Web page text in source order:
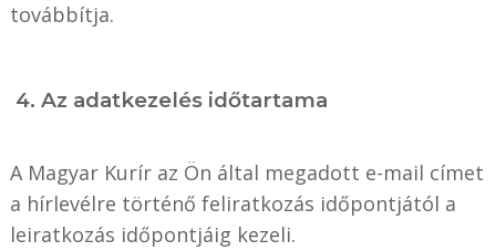
továbbítja.
4. Az adatkezelés időtartama
A Magyar Kurír az Ön által megadott e-mail címet
a hírlevélre történő feliratkozás időpontjától a
leiratkozás időpontjáig kezeli.